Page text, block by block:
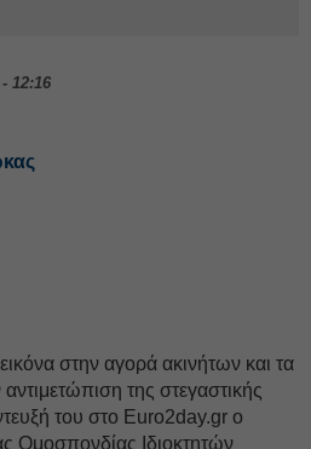
12:16
εικόνα στην αγορά ακινήτων και τα
της στεγαστικής
του στο Euro2day.gr ο
Ομοσπονδίας Ιδιοκτητών